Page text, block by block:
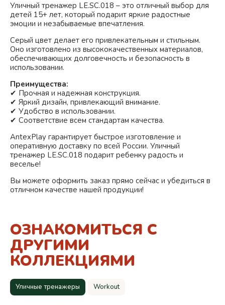
Уличный тренажер LE.SC.018 – это отличный выбор для
детей 15+ лет, который подарит яркие радостные
эмоции и незабываемые впечатления.
Серый цвет делает его привлекательным и стильным.
Оно изготовлено из высококачественных материалов,
обеспечивающих долговечность и безопасность в
использовании.
Преимущества:
✔ Прочная и надежная конструкция.
✔ Яркий дизайн, привлекающий внимание.
✔ Удобство в использовании.
✔ Соответствие всем стандартам качества.
AntexPlay гарантирует быстрое изготовление и
оперативную доставку по всей России. Уличный
тренажер LE.SC.018 подарит ребенку радость и
веселье!
Вы можете оформить заказ прямо сейчас и убедиться в
отличном качестве нашей продукции!
ОЗНАКОМИТЬСЯ С
ДРУГИМИ
КОЛЛЕКЦИЯМИ
Уличные тренажеры Workout